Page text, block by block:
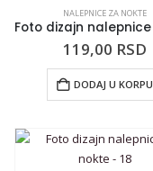
NALEPNICE ZA NOKTE
119,00 RSD
DODAJ U KORPU